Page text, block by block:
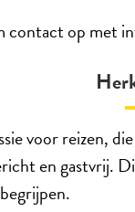
contact op met
voor reizen,
en gastvrij.